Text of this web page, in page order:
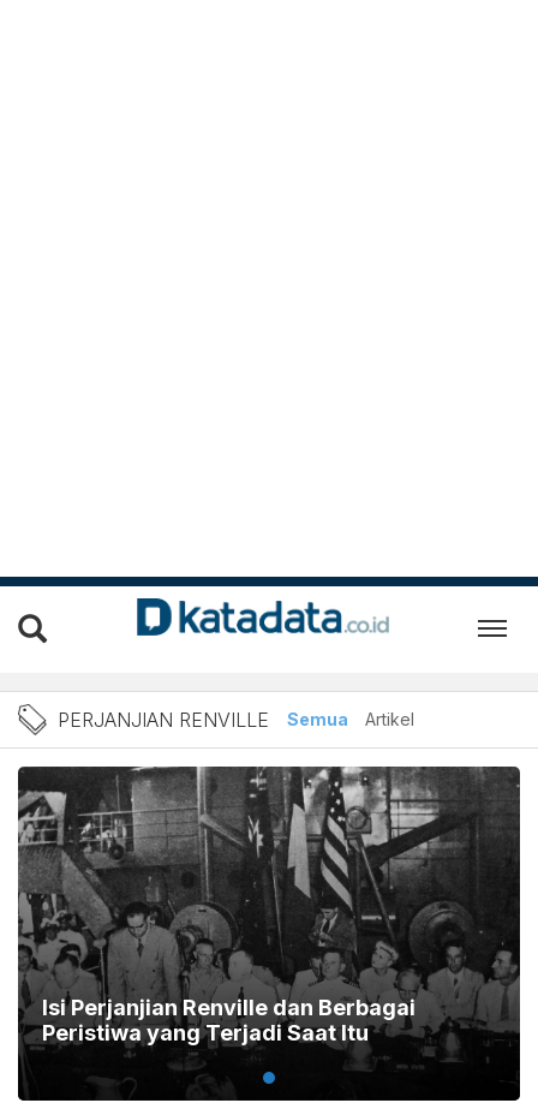
Berita Perjanjian
PERJANJIAN RENVILLE Semua Artikel
Isi Perjanjian Renville dan Berbagai
Peristiwa yang Terjadi Saat Itu